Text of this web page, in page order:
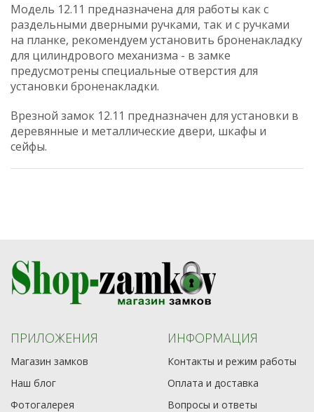
Модель 12.11 предназначена для работы как с
раздельными дверными ручками, так и с ручками
на планке, рекомендуем установить броненакладку
для цилиндрового механизма - в замке
предусмотрены специальные отверстия для
установки броненакладки.
Врезной замок 12.11 предназначен для установки в
деревянные и металлические двери, шкафы и
сейфы.
ПРИЛОЖЕНИЯ
Магазин замков
Наш блог
Фотогалерея
ИНФОРМАЦИЯ
Контакты и режим работы
Оплата и доставка
Вопросы и ответы